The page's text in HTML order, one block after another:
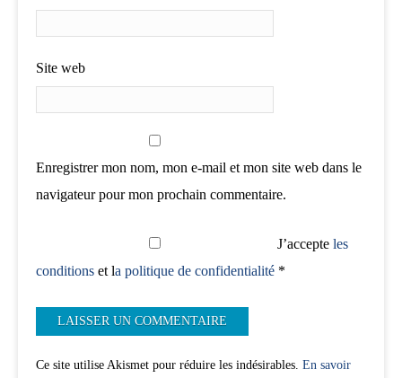
Site web
Enregistrer mon nom, mon e-mail et mon site web dans le
navigateur pour mon prochain commentaire.
J’accepte les
conditions et la politique de confidentialité *
Ce site utilise Akismet pour réduire les indésirables. En savoir